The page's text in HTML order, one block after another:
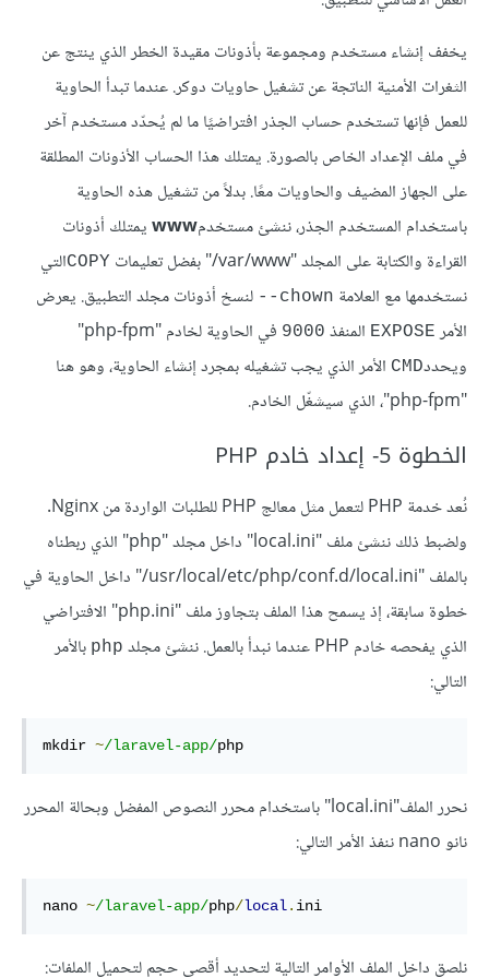
يخفف إنشاء مستخدم ومجموعة بأذونات مقيدة الخطر الذي ينتج عن
الثغرات الأمنية الناتجة عن تشغيل حاويات دوكر. عندما تبدأ الحاوية
للعمل فإنها تستخدم حساب الجذر افتراضيًا ما لم يُحدّد مستخدم آخر
في ملف الإعداد الخاص بالصورة. يمتلك هذا الحساب الأذونات المطلقة
على الجهاز المضيف والحاويات معًا. بدلاً من تشغيل هذه الحاوية
باستخدام المستخدم الجذر، ننشئ مستخدمwwwيمتلك أذونات
القراءة والكتابة على المجلد "var/www/" بفضل تعليمات
COPYالتي
نستخدمها مع العلامة chown--
لنسخ أذونات مجلد التطبيق. يعرض
الأمر EXPOSE المنفذ 9000
في الحاوية لخادم "php-fpm"
ويحددCMD الأمر الذي يجب تشغيله بمجرد إنشاء الحاوية، وهو هنا
"php-fpm"، الذي سيشغّل الخادم.
الخطوة 5- إعداد خادم PHP
نُعد خدمة PHP لتعمل مثل معالج PHP للطلبات الواردة من Nginx.
ولضبط ذلك ننشئ ملف "local.ini" داخل مجلد "php" الذي ربطناه
بالملف "usr/local/etc/php/conf.d/local.ini/" داخل الحاوية في
خطوة سابقة، إذ يسمح هذا الملف بتجاوز ملف "php.ini" الافتراضي
الذي يفحصه خادم PHP عندما نبدأ بالعمل. ننشئ مجلد
php بالأمر
التالي:
mkdir ~/laravel-app/php
نحرر الملف"local.ini" باستخدام محرر النصوص المفضل وبحالة المحرر
نانو nano ننفذ الأمر التالي:
nano ~/laravel-app/php/local. ini
نلصق داخل الملف الأوامر التالية لتحديد أقصى حجم لتحميل الملفات: